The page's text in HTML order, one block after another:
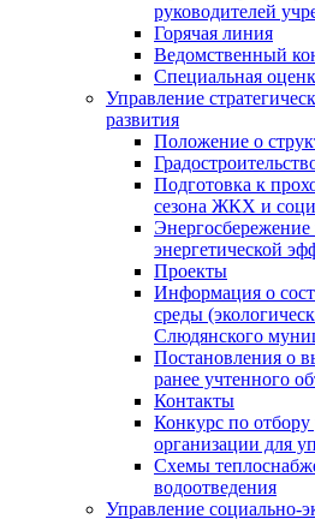
руководителей
Горячая линия
Ведомственный
Специальная
Управление
развития
Положение о
Подготовка к
сезона ЖКХ и
энергетической
Проекты
Информация о
среды
Слюдянского
Постановления о
ранее учтенного
Контакты
Конкурс по
организации для
Схемы
водоотведения
Управление социально-